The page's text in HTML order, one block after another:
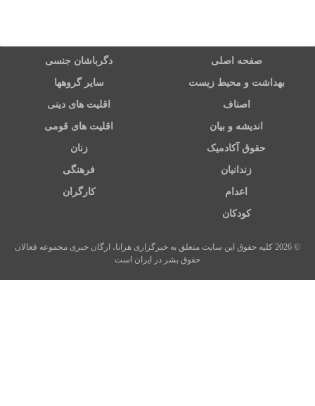
صفحه اصلی دگرباشان جنسی
بهداشت و محیط زیست سایر گروهها
اصناف اقلیت های دینی
اندیشه و بیان اقلیت های قومی
حقوق آکادمیک زنان
زندانیان فرهنگی
اعدام کارگران
کودکان
© 2026 کلیه حقوق این سایت متعلق به خبرگزاری هرانا، ارگان خبری مجموعه فعالان
حقوق بشر در ایران است